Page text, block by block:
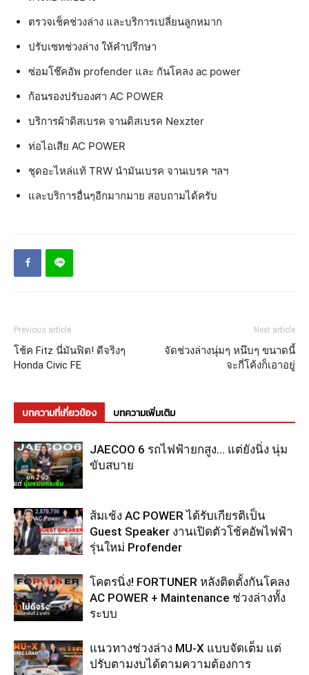
ตรวจเช็คช่วงล่าง และบริการเปลี่ยนลูกหมาก
ปรับเซทช่วงล่าง ให้คำปรึกษา
ซ่อมโช๊คอัพ profender และ กันโคลง ac power
ก้อนรองปรับองศา AC POWER
บริการผ้าดิสเบรค จานดิสเบรค Nexzter
ท่อไอเสีย AC POWER
ชุดอะไหล่แท้ TRW นำมันเบรค จานเบรค ฯลฯ
และบริการอื่นๆอีกมากมาย สอบถามได้ครับ
Previous article
โช้ค Fitz นี่มันฟิต! ดีจริงๆ
Honda Civic FE
Next article
จัดช่วงล่างนุ่มๆ หนึบๆ ขนาดนี้
จะกี่โค้งก็เอาอยู่
บทความที่เกี่ยวข้อง บทความเพิ่มเติม
JAECOO 6 รถไฟฟ้ายกสูง… แต่ยังนิ่ง นุ่ม
ขับสบาย
ส้มเช้ง AC POWER ได้รับเกียรติเป็น
Guest Speaker งานเปิดตัวโช้คอัพไฟฟ้า
รุ่นใหม่ Profender
โคตรนิ่ง! FORTUNER หลังติดตั้งกันโคลง
AC POWER + Maintenance ช่วงล่างทั้ง
ระบบ
แนวทางช่วงล่าง MU-X แบบจัดเต็ม แต่
ปรับตามงบได้ตามความต้องการ